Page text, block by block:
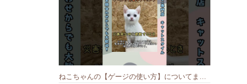
ねこちゃんの【ゲージの使い方】についてまとめました️🐱📝